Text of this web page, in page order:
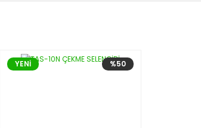
%50
YENİ